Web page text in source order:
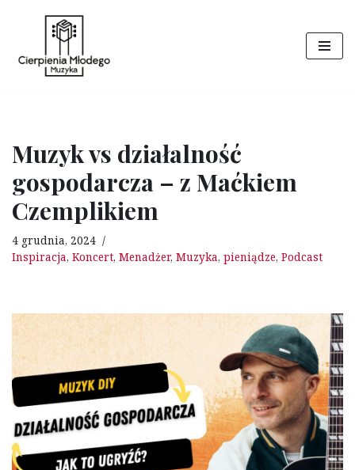
Przejdź
do
Muzyk vs działalność
gospodarcza – z Maćkiem
Czemplikiem
4 grudnia, 2024
Inspiracja, Koncert, Menadżer, Muzyka, pieniądze, Podcast